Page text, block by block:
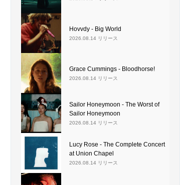
Hovvdy - Big World
2026.08.14 リリース
Grace Cummings - Bloodhorse!
2026.08.14 リリース
Sailor Honeymoon - The Worst of
Sailor Honeymoon
2026.08.14 リリース
Lucy Rose - The Complete Concert
at Union Chapel
2026.08.14 リリース